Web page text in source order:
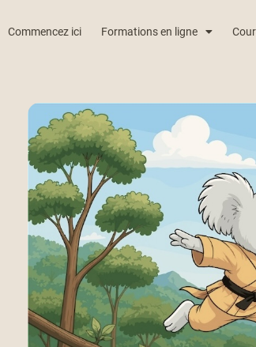
Commencez ici Formations en ligne